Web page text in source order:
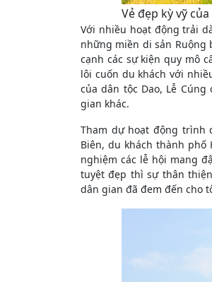
Vẻ đẹp kỳ vỹ
Với nhiều hoạt động trải
những miền di sản Ruộng
cạnh các sự kiện quy mô
lôi cuốn du khách với
của dân tộc Dao, Lễ
gian khác.
Tham dự hoạt động trình
Biên, du khách thành phố
nghiệm các lễ hội mang
tuyệt đẹp thì sự thân
dân gian đã đem đến cho